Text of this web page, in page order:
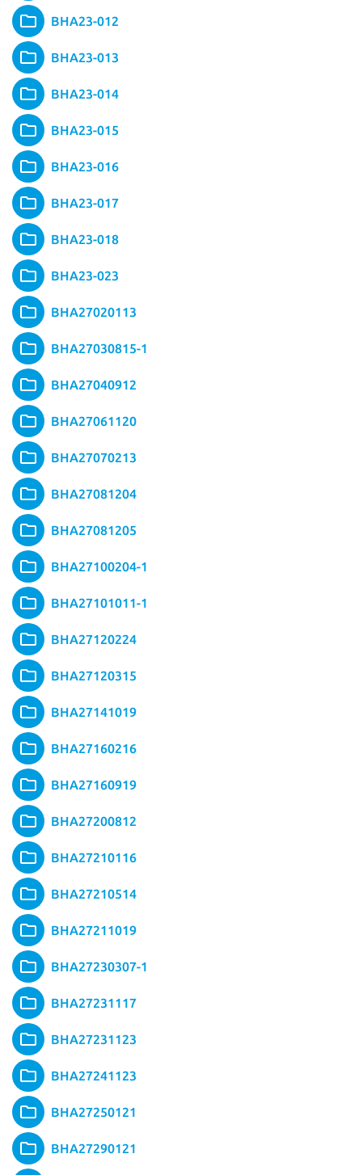
BHA23-012
BHA23-013
BHA23-014
BHA23-015
BHA23-016
BHA23-017
BHA23-018
BHA23-023
BHA27020113
BHA27030815-1
BHA27040912
BHA27061120
BHA27070213
BHA27081204
BHA27081205
BHA27100204-1
BHA27101011-1
BHA27120224
BHA27120315
BHA27141019
BHA27160216
BHA27160919
BHA27200812
BHA27210116
BHA27210514
BHA27211019
BHA27230307-1
BHA27231117
BHA27231123
BHA27241123
BHA27250121
BHA27290121